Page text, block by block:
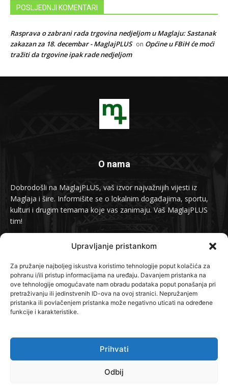
Upravljanje pristankom
Za pružanje najboljeg iskustva koristimo tehnologije poput kolačića za
pohranu i/ili pristup informacijama na uređaju. Davanjem pristanka na
ove tehnologije omogućavate nam obradu podataka poput ponašanja pri
pretraživanju ili jedinstvenih ID-ova na ovoj stranici. Nepružanjem
pristanka ili povlačenjem pristanka može negativno uticati na određene
funkcije i karakteristike.
Prihvati
Odbij
POSLJEDNJI KOMENTARI
Rasprava o zabrani rada trgovina nedjeljom u Maglaju: Sastanak
zakazan za 18. decembar - MaglajPLUS on Općine u FBiH će moći
tražiti da trgovine ipak rade nedjeljom
O nama
Dobrodošli na MaglajPLUS, vaš izvor najvažnijih vijesti iz
Maglaja i šire. Informišite se o lokalnim događajima, sportu,
kulturi i drugim temama koje vas zanimaju. Vaš MaglajPLUS
tim!
info@maglajplus.ba
Pratite nas na